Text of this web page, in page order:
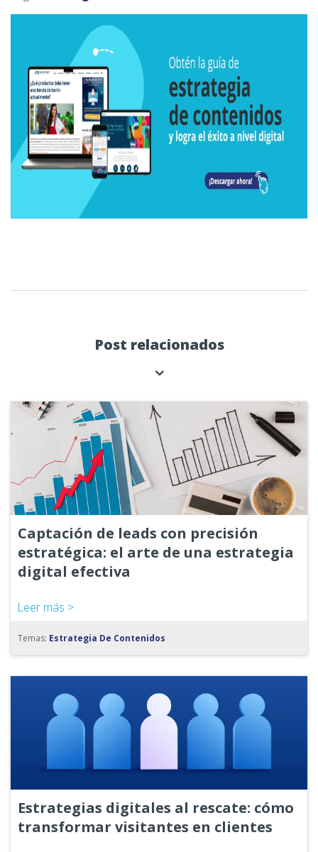
Post relacionados
Captación de leads con precisión
estratégica: el arte de una estrategia
digital efectiva
Leer más >
Temas: Estrategia De Contenidos
Estrategias digitales al rescate: cómo
transformar visitantes en clientes